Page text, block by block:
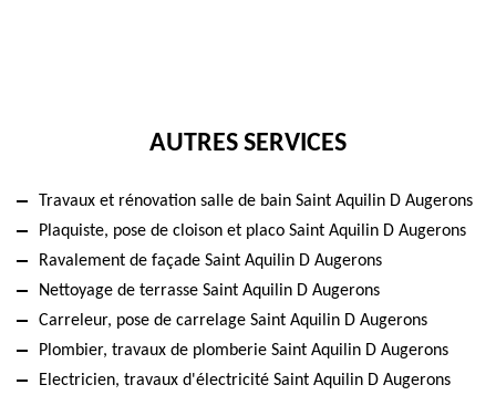
AUTRES SERVICES
Travaux et rénovation salle de bain Saint Aquilin D Augerons
Plaquiste, pose de cloison et placo Saint Aquilin D Augerons
Ravalement de façade Saint Aquilin D Augerons
Nettoyage de terrasse Saint Aquilin D Augerons
Carreleur, pose de carrelage Saint Aquilin D Augerons
Plombier, travaux de plomberie Saint Aquilin D Augerons
Electricien, travaux d'électricité Saint Aquilin D Augerons